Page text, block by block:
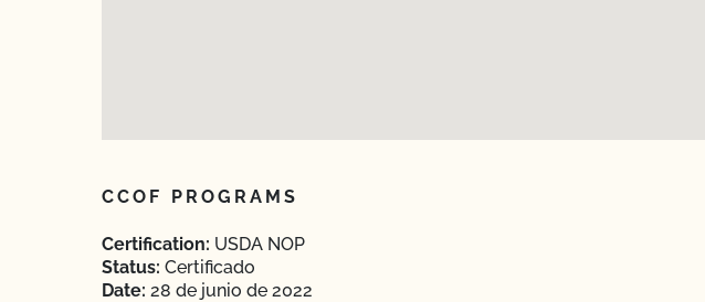
CCOF PROGRAMS
Certification: USDA NOP
Status: Certificado
Date: 28 de junio de 2022